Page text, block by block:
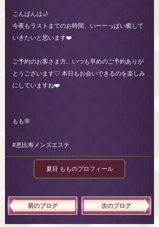
こんばんは🌙
今夜もラストまでのお時間、いーーっぱい癒して
いきたいと思います❤️
ご予約のお客さま方、いつも早めのご予約ありが
とうございます♡ 本日もお会いできるのを楽しみ
にしていますね❤️
もも🌸
#恵比寿メンズエステ
夏目 もものプロフィール
前のブログ 次のブログ